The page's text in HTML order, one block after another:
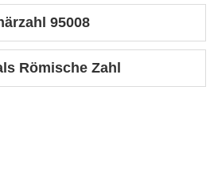
95008
Römische Zahl